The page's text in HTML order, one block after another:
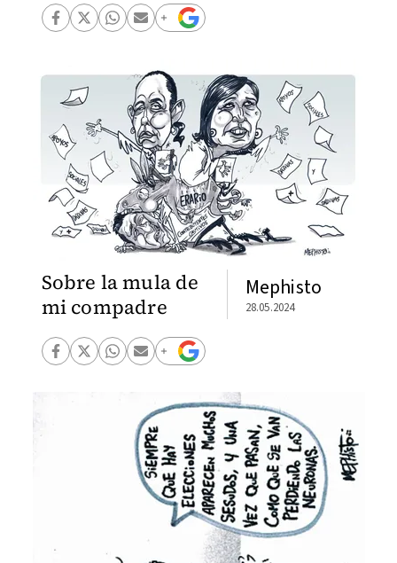
Sobre la mula de
mi compadre
Mephisto
28.05.2024